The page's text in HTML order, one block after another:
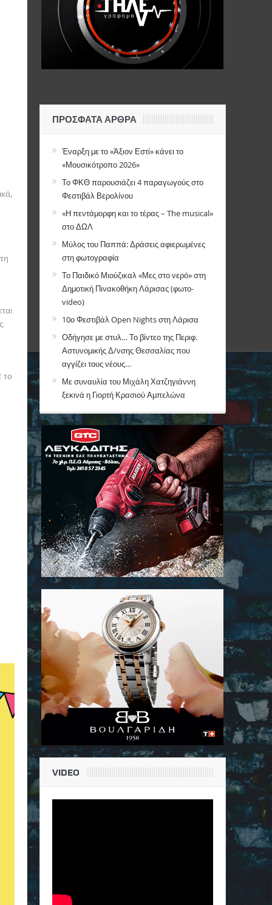
το
ΠΡΌΣΦΑΤΑ ΆΡΘΡΑ
Έναρξη με το «Άξιον Εστί» κάνει το
«Μουσικότροπο 2026»
Το ΦΚΘ παρουσιάζει 4 παραγωγούς στο
Φεστιβάλ Βερολίνου
«Η πεντάμορφη και το τέρας – The musical»
στο ΔΩΛ
Μύλος του Παππά: Δράσεις αφιερωμένες
στη φωτογραφία
Το Παιδικό Μιούζικαλ «Μες στο νερό» στη
Δημοτική Πινακοθήκη Λάρισας (φωτο-
video)
10ο Φεστιβάλ Open Nights στη Λάρισα
Οδήγησε με στυλ… Το βίντεο της Περιφ.
Αστυνομικής Δ/νσης Θεσσαλίας που
αγγίζει τους νέους…
Με συναυλία του Μιχάλη Χατζηγιάννη
ξεκινά η Γιορτή Κρασιού Αμπελώνα
VIDEO